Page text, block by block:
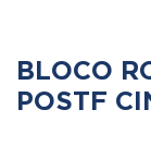
BLOCO
POSTF